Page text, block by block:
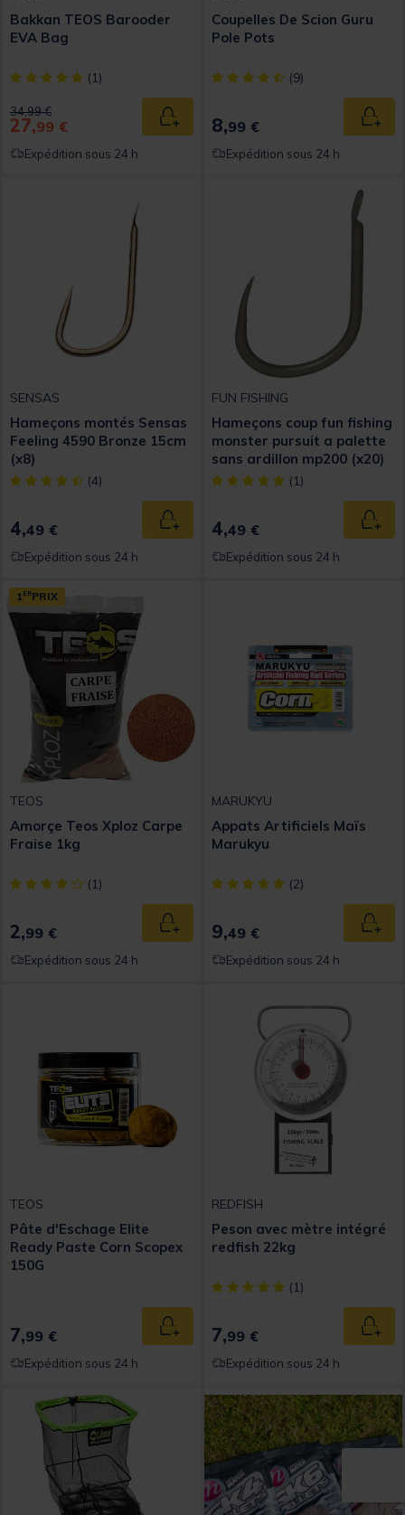
Bakkan TEOS Barooder
EVA Bag
[object Object] out of 5 Customer Rating
(1)
Price reduced from
34,99 €to
27,99 € Ajouter au panier
Expédition sous 24 h
Coupelles De Scion Guru
Pole Pots
[object Object] out of 5
(9)
8,99 €
Expédition sous 24 h
SENSAS
Hameçons montés Sensas
Feeling 4590 Bronze 15cm
(x8)
[object Object] out of 5 Customer Rating
(4)
4,49 € Ajouter au panier
Expédition sous 24 h
FUN FISHING
Hameçons coup fun fishing
monster pursuit a palette
sans ardillon mp200 (x20)
[object Object] out of 5
(1)
4,49 €
Expédition sous 24 h
1ERPRIX
TEOS
Amorçe Teos Xploz Carpe
Fraise 1kg
[object Object] out of 5 Customer Rating
(1)
2,99 € Ajouter au panier
Expédition sous 24 h
MARUKYU
Appats Artificiels Maïs
Marukyu
[object Object] out of 5
(2)
9,49 €
Expédition sous 24 h
TEOS
Pâte d'Eschage Elite
Ready Paste Corn Scopex
150G
7,99 € Ajouter au panier
Expédition sous 24 h
REDFISH
Peson avec mètre intégré
redfish 22kg
[object Object] out of 5
(1)
7,99 €
Expédition sous 24 h